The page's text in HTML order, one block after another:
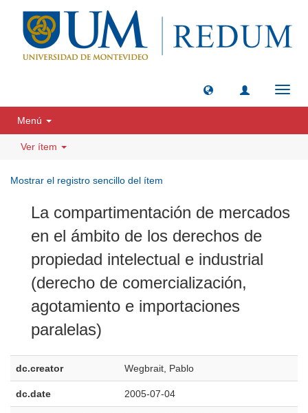
Menú
Ver ítem
Mostrar el registro sencillo del ítem
La compartimentación de mercados
en el ámbito de los derechos de
propiedad intelectual e industrial
(derecho de comercialización,
agotamiento e importaciones
paralelas)
dc.creator Wegbrait, Pablo
dc.date 2005-07-04